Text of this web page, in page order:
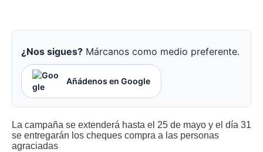
¿Nos sigues? Márcanos como medio preferente.
Añádenos en Google
La campaña se extenderá hasta el 25 de mayo y el día 31
se entregarán los cheques compra a las personas
agraciadas